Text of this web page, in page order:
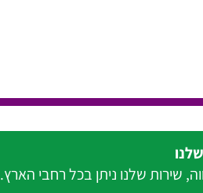
שירות שלנו ניתן בכל רחבי הארץ.